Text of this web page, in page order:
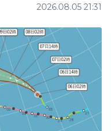
2026.08.05 21:31